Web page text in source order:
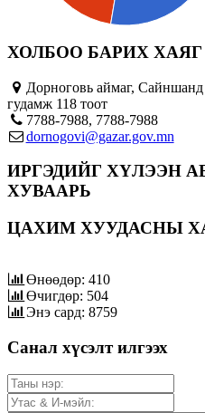
ХОЛБОО БАРИХ ХАЯГ
Дорноговь аймаг,
гудамж 118 тоот
7788-7988, 7788-7988
dornogovi@gazar.gov.mn
ИРГЭДИЙГ ХҮЛЭЭН
ХУВААРЬ
ЦАХИМ ХУУДАСНЫ
Өнөөдөр: 410
Өчигдөр: 504
Энэ сард: 8759
Санал хүсэлт илгээх